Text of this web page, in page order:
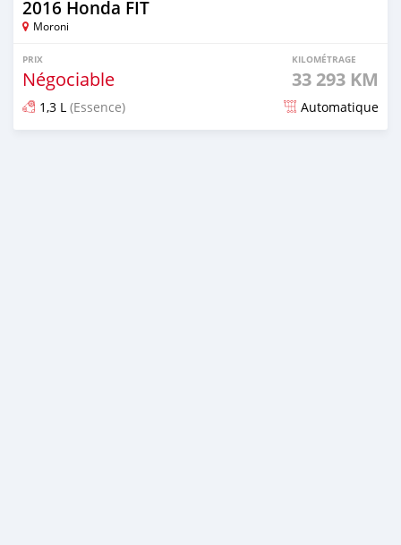
2016 Honda FIT
Moroni
PRIX
Négociable
KILOMÉTRAGE
33 293 KM
1,3 L (Essence) Automatique